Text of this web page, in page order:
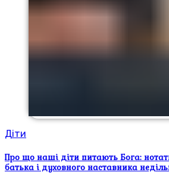
Діти
Про що наші діти питають Бога:
батька і духовного наставника